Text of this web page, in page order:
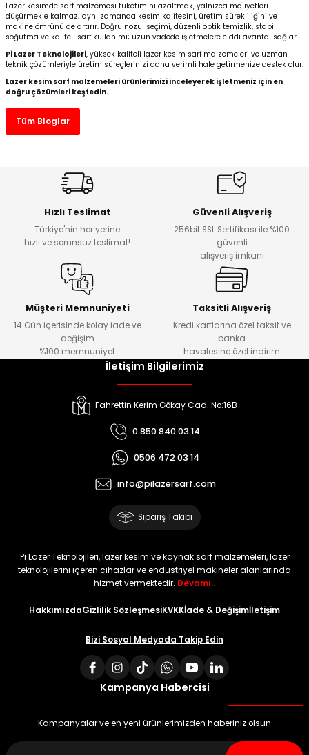
Lazer kesimde sarf malzemesi tüketimini azaltmak, yalnızca maliyetleri
düşürmekle kalmaz; aynı zamanda kesim kalitesini, üretim sürekliliğini ve
makine ömrünü de artırır. Doğru nozul seçimi, düzenli optik temizlik, stabil
soğutma ve kaliteli sarf kullanımı; uzun vadede işletmelere ciddi avantaj sağlar.
Pi Lazer Teknolojileri, yüksek kaliteli lazer kesim sarf malzemeleri ve uzman
teknik çözümleriyle üretim süreçlerinizi daha verimli hale getirmenize destek olur.
Lazer kesim sarf malzemeleri ürünlerimizi inceleyerek işletmeniz için en
doğru çözümleri keşfedin.
Tüm Bloglar
Hızlı Teslimat
Türkiye'nin her yerine
hızlı ve sorunsuz teslimat!
Güvenli Alışveriş
256bit SSL Sertifikası ile %100
güvenli
alışveriş imkanı
Müşteri Memnuniyeti
14 Gün içerisinde kolay iade ve
değişim
%100 memnuniyet
Taksitli Alışveriş
Kredi kartlarına özel taksit ve
banka
havalesine özel indirim
İletişim Bilgilerimiz
Fahrettin Kerim Gökay Cad. No:16B
0 850 840 03 14
0506 472 03 14
info@pilazersarf.com
Sipariş Takibi
Pi Lazer Teknolojileri, lazer kesim ve kaynak sarf malzemeleri, lazer
teknolojilerini içeren cihazlar ve endüstriyel makineler alanlarında
hizmet vermektedir. Devamı..
HakkımızdaGizlilik SözleşmesiKVKKİade & Değişimİletişim
Bizi Sosyal Medyada Takip Edin
Kampanya Habercisi
Kampanyalar ve en yeni ürünlerimizden haberiniz olsun